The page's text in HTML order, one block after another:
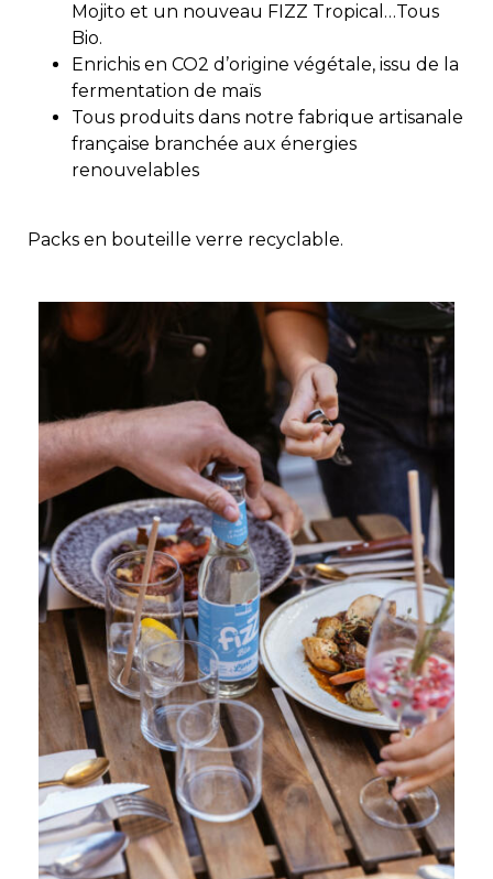
Mojito et un nouveau FIZZ Tropical…Tous
Bio.
Enrichis en CO2 d’origine végétale, issu de la
fermentation de maïs
Tous produits dans notre fabrique artisanale
française branchée aux énergies
renouvelables
Packs en bouteille verre recyclable.